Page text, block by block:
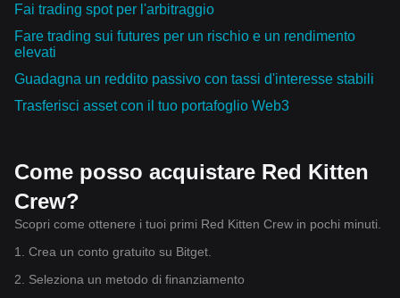
Fai trading spot per l'arbitraggio
Fare trading sui futures per un rischio e un rendimento
elevati
Guadagna un reddito passivo con tassi d'interesse stabili
Trasferisci asset con il tuo portafoglio Web3
Come posso acquistare Red Kitten
Crew?
Scopri come ottenere i tuoi primi Red Kitten Crew in pochi minuti.
1. Crea un conto gratuito su Bitget.
2. Seleziona un metodo di finanziamento